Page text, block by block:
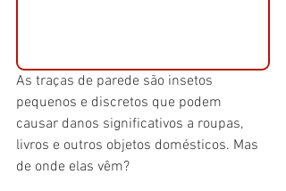
As traças de parede são insetos
pequenos e discretos que podem
causar danos significativos a roupas,
livros e outros objetos domésticos. Mas
de onde elas vêm?